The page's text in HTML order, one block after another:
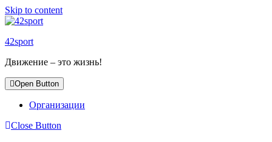
Skip to content
42sport
Движение – это жизнь!
Open Button
Организации
Close Button